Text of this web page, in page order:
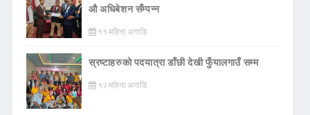
औ अधिबेशन सँम्पन्न
११ महिना अगाडि
स्रष्टाहरुको पदयात्रा डाँछी देखी फुँयालगाउँ सम्म
१२ महिना अगाडि